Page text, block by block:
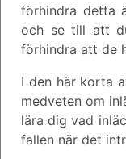
förhindra detta
och se till att
förhindra att de
I den här korta
medveten om
lära dig vad
fallen när det